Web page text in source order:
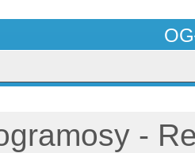
-